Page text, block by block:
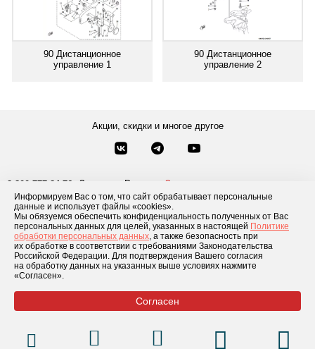
Информируем Вас о том, что сайт обрабатывает персональные
данные и использует файлы «cookies».
Мы обязуемся обеспечить конфиденциальность полученных от Вас
персональных данных для целей, указанных в настоящей Политике
обработки персональных данных, а также безопасность при
их обработке в соответствии с требованиями Законодательства
Российской Федерации. Для подтверждения Вашего согласия
на обработку данных на указанных выше условиях нажмите
«Согласен».
Согласен
90 Дистанционное
управление 1
90 Дистанционное
управление 2
Акции, скидки и многое другое
8-800-777-84-76 Звонки по России
Заказать звонок
8 495 181-69-06
Москва
Каталог товаров О компании Доставка и оплата Блог
Условия рассрочки
Контакты
© 2026 «GLADIATOR»